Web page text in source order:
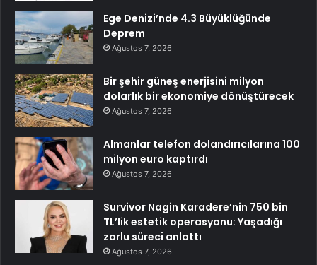
Ege Denizi’nde 4.3 Büyüklüğünde
Deprem
Ağustos 7, 2026
Bir şehir güneş enerjisini milyon
dolarlık bir ekonomiye dönüştürecek
Ağustos 7, 2026
Almanlar telefon dolandırıcılarına 100
milyon euro kaptırdı
Ağustos 7, 2026
Survivor Nagin Karadere’nin 750 bin
TL’lik estetik operasyonu: Yaşadığı
zorlu süreci anlattı
Ağustos 7, 2026